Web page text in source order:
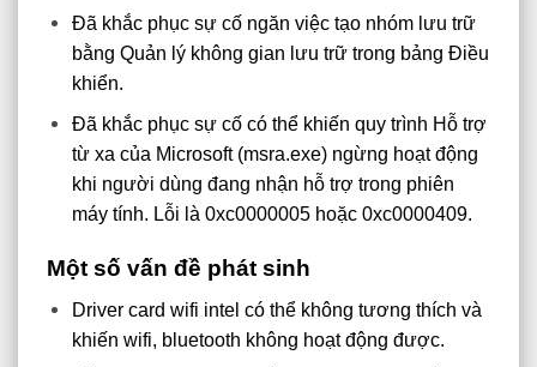
Đã khắc phục sự cố ngăn việc tạo nhóm lưu trữ
bằng Quản lý không gian lưu trữ trong bảng Điều
khiển.
Đã khắc phục sự cố có thể khiến quy trình Hỗ trợ
từ xa của Microsoft (msra.exe) ngừng hoạt động
khi người dùng đang nhận hỗ trợ trong phiên
máy tính. Lỗi là 0xc0000005 hoặc 0xc0000409.
Một số vấn đề phát sinh
Driver card wifi intel có thể không tương thích và
khiến wifi, bluetooth không hoạt động được.